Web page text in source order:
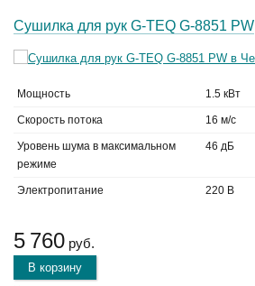
Сушилка для рук G-TEQ G-8851 PW
Мощность 1.5 кВт
Скорость потока 16 м/с
Уровень шума в максимальном
режиме
46 дБ
Электропитание 220 В
5 760 руб.
В корзину